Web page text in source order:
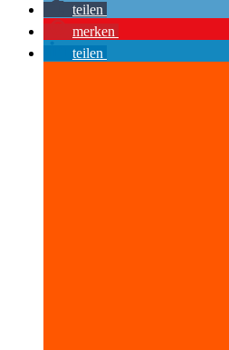
teilen
merken
teilen